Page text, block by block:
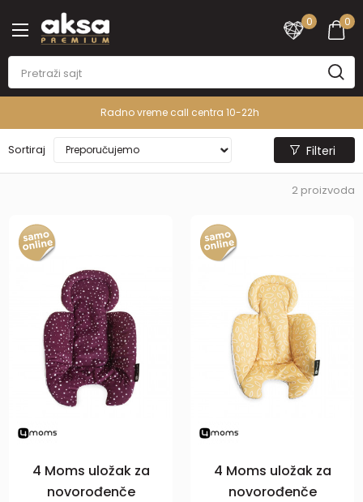
0
0
Radno vreme call centra 10-22h
Sortiraj Filteri
2 proizvoda
4 Moms uložak za
novorođenče
4 Moms uložak za
novorođenče